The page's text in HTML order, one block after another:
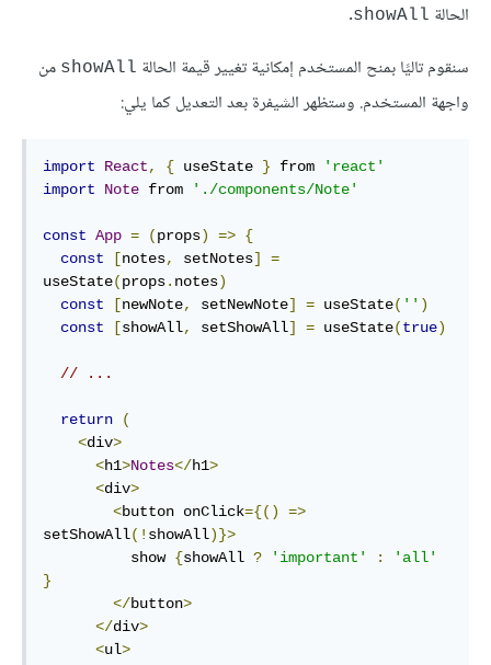
الحالة showAll
.
سنقوم تاليًا بمنح المستخدم إمكانية تغيير قيمة الحالة showAll من
واجهة المستخدم. وستظهر الشيفرة بعد التعديل كما يلي:
import React, { useState } from
'react'
import
Note from './components/Note'
const App = (props) => {
const
[notes, setNotes]
=
useState(props. notes)
const
[newNote, setNewNote] = useState( '' )
const
[showAll, setShowAll] = useState(true)
// ...
return
(
<div>
<h1>Notes</h1>
<div>
<button onClick={()
=>
setShowAll(! showAll)}>
          show
{showAll ? 'important' :
'all'
}
</button>
</div>
<ul>